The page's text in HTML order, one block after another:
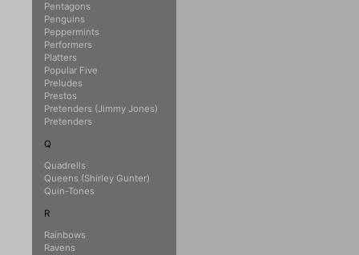
Pentagons
Penguins
Peppermints
Performers
Platters
Popular Five
Preludes
Prestos
Pretenders (Jimmy Jones)
Pretenders
Q
Quadrells
Queens (Shirley Gunter)
Quin-Tones
R
Rainbows
Ravens